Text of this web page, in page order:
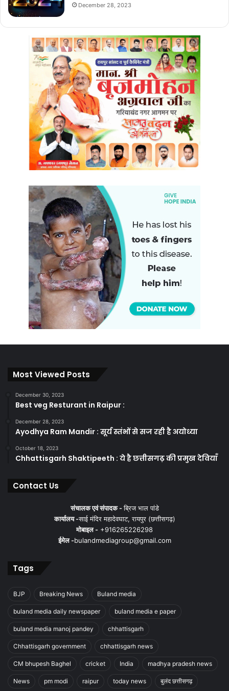
December 28, 2023
Most Viewed Posts
December 30, 2023
Best veg Resturant in Raipur :
December 28, 2023
Ayodhya Ram Mandir : सूर्य स्तंभों से सज रही है अयोध्या
October 18, 2023
Chhattisgarh Shaktipeeth : ये है छत्तीसगढ़ की प्रमुख देवियाँ
Contact Us
संचालक एवं संपादक -ब्रिज भाल पांडे
कार्यालय -साई मंदिर महादेवघाट, रायपुर (छत्तीसगढ़)
मोबाइल - +916265226298
ईमेल -bulandmediagroup@gmail.com
Tags
BJP Breaking News Buland media
buland media daily newspaper buland media e paper
buland media manoj pandey chhattisgarh
Chhattisgarh government chhattisgarh news
CM bhupesh Baghel cricket India madhya pradesh news
News pm modi raipur today news बुलंद छत्तीसगढ़